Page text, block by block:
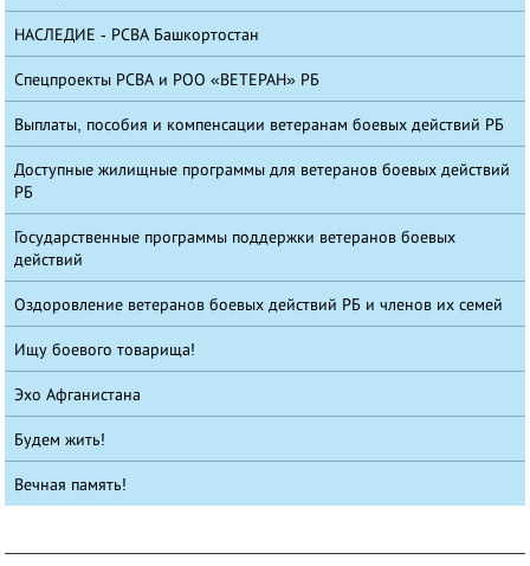
НАСЛЕДИЕ - РСВА Башкортостан
Спецпроекты РСВА и РОО «ВЕТЕРАН» РБ
Выплаты, пособия и компенсации ветеранам боевых действий РБ
Доступные жилищные программы для ветеранов боевых действий
РБ
Государственные программы поддержки ветеранов боевых
действий
Оздоровление ветеранов боевых действий РБ и членов их семей
Ищу боевого товарища!
Эхо Афганистана
Будем жить!
Вечная память!